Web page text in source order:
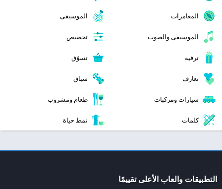
المغامرات الموسيقى
الموسيقى والصوت تخصيص
ترفيه تسوّق
تعارف سباق
سيارات ومركبات طعام ومشروب
كلمات نمط حياة
التطبيقات والعاب الأعلى تقييمًا